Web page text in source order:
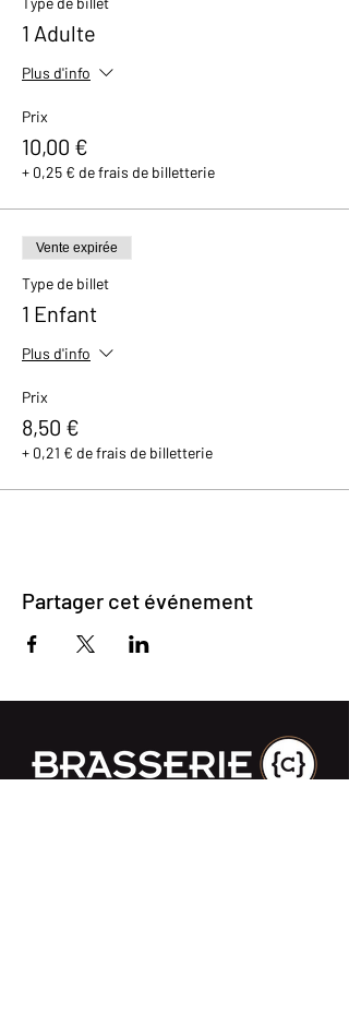
avec un petit cadeau et un bon de réduction
de 10% valable dans notre boutique.
1 Adulte
Plus d'info
Prix
10,00 €
+ 0,25 € de frais de billetterie
Vente expirée
Type de billet
1 Enfant
Plus d'info
Prix
8,50 €
+ 0,21 € de frais de billetterie
Partager cet événement